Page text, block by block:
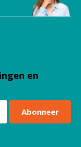
en
Abonneer